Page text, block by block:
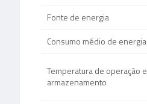
Fonte de energia
Consumo médio de energia
Temperatura de operação e
armazenamento